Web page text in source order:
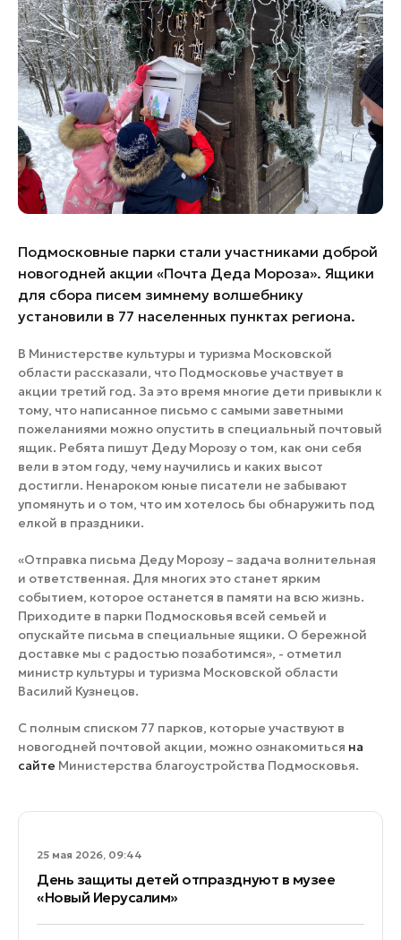
Банные комплексы
Горнолыжные клубы
Спецпроекты
Инвестиционный портал
Федоскинская фабрика
Пикник в Подмосковье
Золотое кольцо России
Войти
Особо охраняемые
природные территории
25 мая 2026, 09:44
День защиты детей отпразднуют в музее
«Новый Иерусалим»
Подмосковные парки стали участниками доброй
новогодней акции «Почта Деда Мороза». Ящики
для сбора писем зимнему волшебнику
установили в 77 населенных пунктах региона.
В Министерстве культуры и туризма Московской
области рассказали, что Подмосковье участвует в
акции третий год. За это время многие дети привыкли к
тому, что написанное письмо с самыми заветными
пожеланиями можно опустить в специальный почтовый
ящик. Ребята пишут Деду Морозу о том, как они себя
вели в этом году, чему научились и каких высот
достигли. Ненароком юные писатели не забывают
упомянуть и о том, что им хотелось бы обнаружить под
елкой в праздники.
«Отправка письма Деду Морозу – задача волнительная
и ответственная. Для многих это станет ярким
событием, которое останется в памяти на всю жизнь.
Приходите в парки Подмосковья всей семьей и
опускайте письма в специальные ящики. О бережной
доставке мы с радостью позаботимся», - отметил
министр культуры и туризма Московской области
Василий Кузнецов.
С полным списком 77 парков, которые участвуют в
новогодней почтовой акции, можно ознакомиться на
сайте Министерства благоустройства Подмосковья.